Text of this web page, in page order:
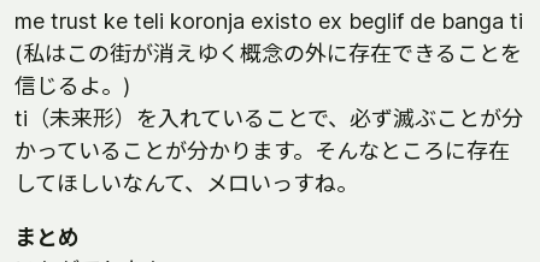
me trust ke teli koronja existo ex beglif de banga ti
(私はこの街が消えゆく概念の外に存在できることを
信じるよ。)
ti（未来形）を入れていることで、必ず滅ぶことが分
かっていることが分かります。そんなところに存在
してほしいなんて、メロいっすね。
まとめ